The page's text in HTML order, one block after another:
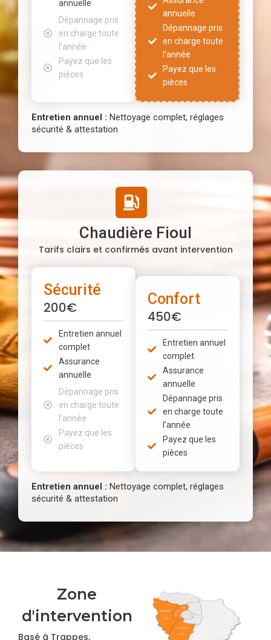
annuelle
Dépannage pris
en charge toute
l’année
Payez que les
pièces
annuelle
Dépannage pris
en charge toute
l’année
Payez que les
pièces
Entretien annuel : Nettoyage complet, réglages
sécurité & attestation
Chaudière Fioul
Tarifs clairs et confirmés avant intervention
Sécurité
200€
Entretien annuel
complet
Assurance
annuelle
Dépannage pris
en charge toute
l’année
Payez que les
pièces
Confort
450€
Entretien annuel
complet
Assurance
annuelle
Dépannage pris
en charge toute
l’année
Payez que les
pièces
Entretien annuel : Nettoyage complet, réglages
sécurité & attestation
Zone
d'intervention
Basé à Trappes,